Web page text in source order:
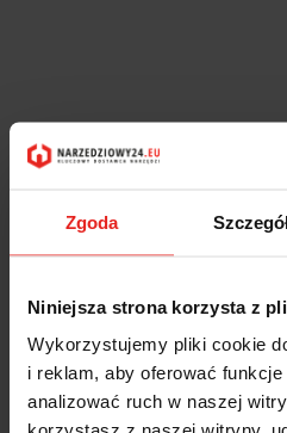
Zgoda
Niniejsza strona korzysta z
Wykorzystujemy pliki cookie
i reklam, aby oferować funkcje
analizować ruch w naszej